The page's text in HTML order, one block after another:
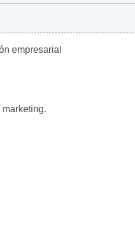
empresarial